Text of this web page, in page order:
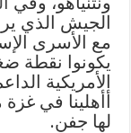
الجيش الذي
مع الأسرى
يكونوا نقطة
الأمريكية
أأهلينا في
لها جفن.